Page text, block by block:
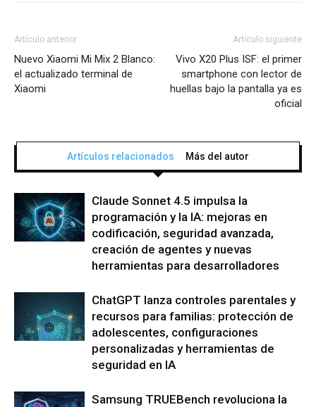
Artículo anterior
Nuevo Xiaomi Mi Mix 2 Blanco:
el actualizado terminal de
Xiaomi
Artículo siguiente
Vivo X20 Plus ISF: el primer
smartphone con lector de
huellas bajo la pantalla ya es
oficial
Artículos relacionados Más del autor
Claude Sonnet 4.5 impulsa la
programación y la IA: mejoras en
codificación, seguridad avanzada,
creación de agentes y nuevas
herramientas para desarrolladores
ChatGPT lanza controles parentales y
recursos para familias: protección de
adolescentes, configuraciones
personalizadas y herramientas de
seguridad en IA
Samsung TRUEBench revoluciona la